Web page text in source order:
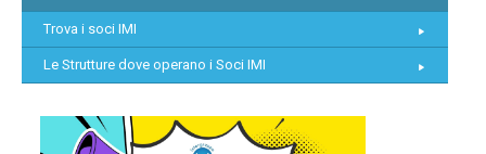
Trova i soci IMI
Le Strutture dove operano i Soci IMI